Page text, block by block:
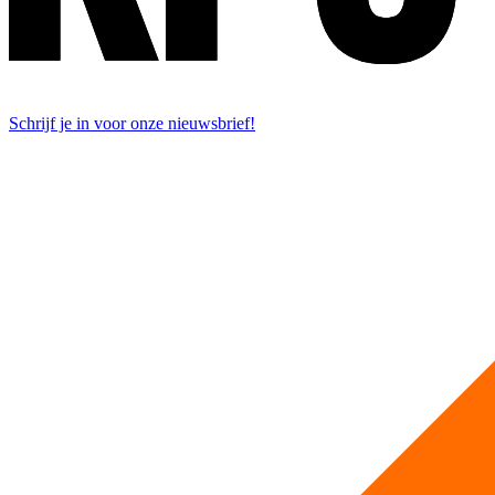
Schrijf je in voor onze nieuwsbrief!